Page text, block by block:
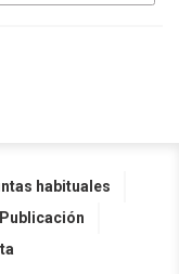
habituales